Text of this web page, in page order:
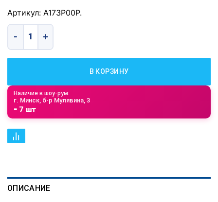
Артикул: А173Р00Р.
Количество товара Клапан высокого давления
В КОРЗИНУ
Наличие в шоу-рум:
г. Минск, б-р Мулявина, 3
⁃ 7 шт
ОПИСАНИЕ